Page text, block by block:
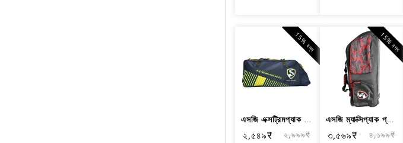
এসজি এক্সট্রিমপ্যাক প্লাস ট্রলি ক্রিক...
২,৫৪৯₹ ২,৯৯৯₹
15% বন্ধ
এসজি ম্যাক্সিপ্যাক প্লাস ট্রলি ক্রিকে...
৩,৫৬৯₹ ৪,১৯৯₹
15% বন্ধ